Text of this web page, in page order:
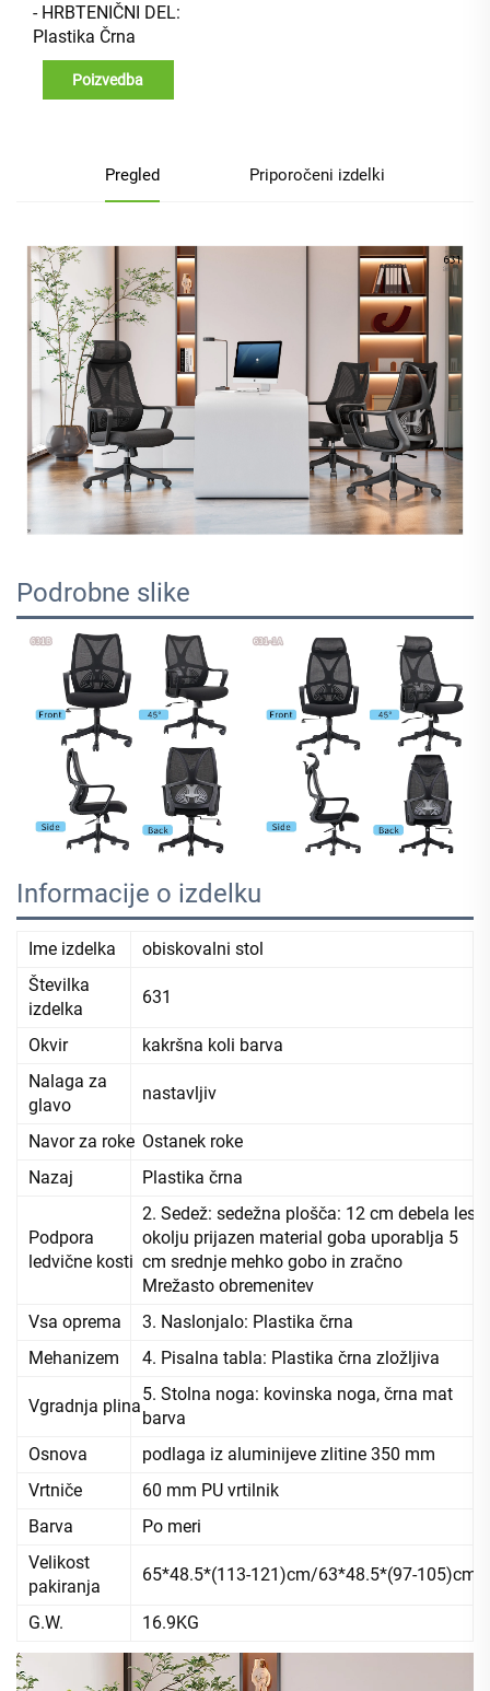
- HRBTENIČNI DEL:
Plastika Črna
Poizvedba
Pregled Priporočeni izdelki
Podrobne slike
Informacije o izdelku
Ime izdelka
obiskovalni stol
Številka
izdelka
631
Okvir
kakršna koli barva
Nalaga za
glavo
nastavljiv
Navor za roke Ostanek roke
Nazaj
Plastika črna
Podpora
ledvične kosti
2. Sedež: sedežna plošča: 12 cm debela les,
okolju prijazen material goba uporablja 5
cm srednje mehko gobo in zračno
Mrežasto obremenitev
Vsa oprema
3. Naslonjalo: Plastika črna
Mehanizem
4. Pisalna tabla: Plastika črna zložljiva
Vgradnja plina
5. Stolna noga: kovinska noga, črna mat
barva
Osnova
podlaga iz aluminijeve zlitine 350 mm
Vrtniče
60 mm PU vrtilnik
Barva
Po meri
Velikost
pakiranja
65*48.5*(113-121)cm/63*48.5*(97-105)cm
G.W. 16.9KG